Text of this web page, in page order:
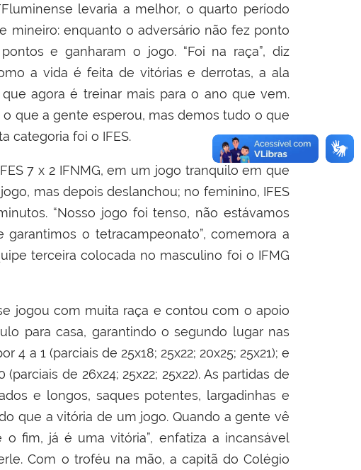
levaria a melhor, o quarto período
mineiro: enquanto o adversário não fez ponto
e ganharam o jogo. “Foi na raça”, diz
a vida é feita de vitórias e derrotas, a ala
agora é treinar mais para o ano que vem.
que a gente esperou, mas demos tudo o que
categoria foi o IFES.
7 x 2 IFNMG, em um jogo tranquilo em que
mas depois deslanchou; no feminino, IFES
“Nosso jogo foi tenso, não estávamos
o tetracampeonato”, comemora a
terceira colocada no masculino foi o IFMG
jogou com muita raça e contou com o apoio
para casa, garantindo o segundo lugar nas
a 1 (parciais de 25x18; 25x22; 20x25; 25x21); e
de 26x24; 25x22; 25x22). As partidas de
e longos, saques potentes, largadinhas e
que a vitória de um jogo. Quando a gente vê
fim, já é uma vitória”, enfatiza a incansável
Com o troféu na mão, a capitã do Colégio